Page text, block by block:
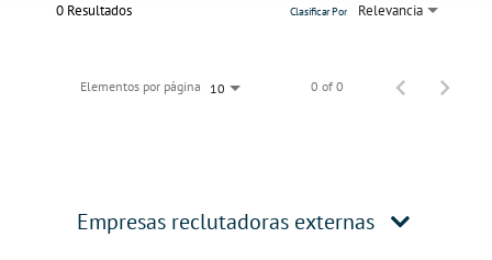
0 Resultados Relevancia
Clasificar Por
Elementos por página 10 0 of 0
Empresas reclutadoras externas